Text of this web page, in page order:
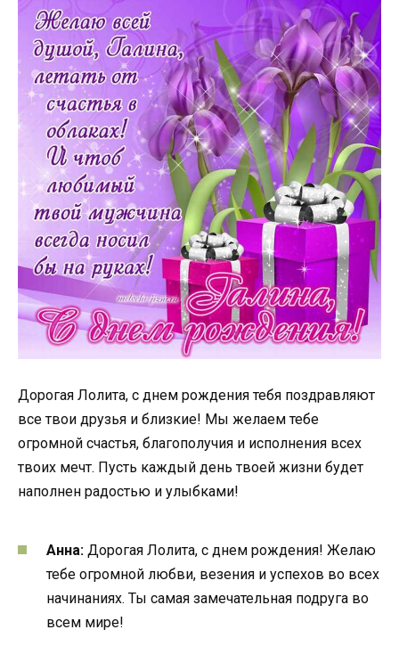
Дорогая Лолита, с днем рождения тебя поздравляют
все твои друзья и близкие! Мы желаем тебе
огромной счастья, благополучия и исполнения всех
твоих мечт. Пусть каждый день твоей жизни будет
наполнен радостью и улыбками!
Анна: Дорогая Лолита, с днем рождения! Желаю
тебе огромной любви, везения и успехов во всех
начинаниях. Ты самая замечательная подруга во
всем мире!